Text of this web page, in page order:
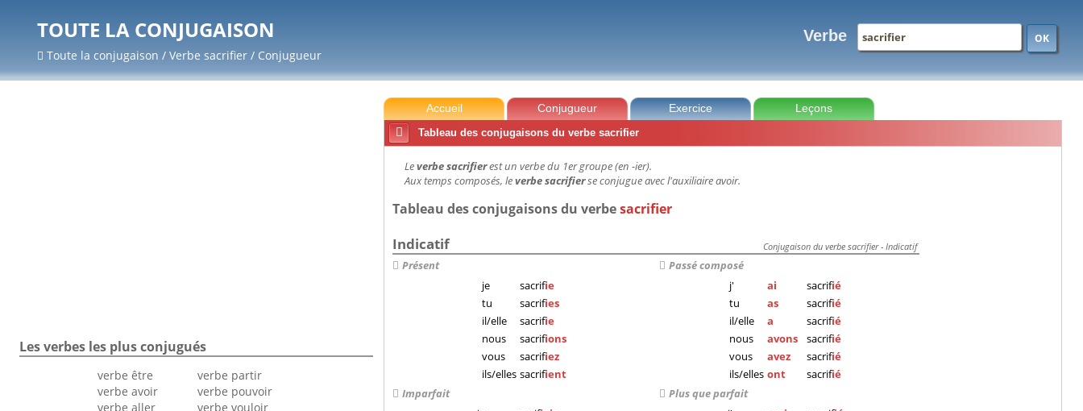
TOUTE LA CONJUGAISON
Toute la conjugaison / Verbe sacrifier / Conjugueur
Verbe OK
Accueil Conjugueur Exercice
Leçons

Tableau des conjugaisons du verbe sacrifier
Leverbe sacrifierest un verbe du 1er groupe (en -ier).
Aux temps composés, leverbe sacrifierse conjugue avec l'auxiliaire avoir.
Tableau des conjugaisons du verbesacrifier
Conjugaison du verbe sacrifier - Indicatif
Indicatif
Présent
je
sacrifie
tu
sacrifies
il/elle
sacrifie
nous
sacrifions
vous
sacrifiez
ils/elles sacrifient
Passé composé
j'
ai sacrifié
tu
as sacrifié
il/elle
a sacrifié
nous
avons sacrifié
vous
avez sacrifié
ils/elles ont sacrifié
Imparfait
Plus que parfait
Les verbes les plus conjugués
verbe être
verbe avoir
verbe aller
verbe partir
verbe pouvoir
verbe vouloir